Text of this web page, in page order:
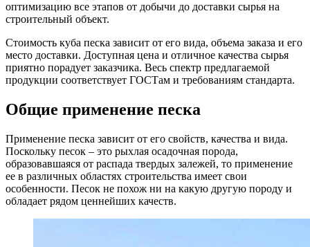
оптимизацию все этапов от добычи до доставки сырья на
строительный объект.
Стоимость куба песка зависит от его вида, объема заказа и его
место доставки. Доступная цена и отличное качества сырья
приятно порадует заказчика. Весь спектр предлагаемой
продукции соответствует ГОСТам и требованиям стандарта.
Общие применение песка
Применение песка зависит от его свойств, качества и вида.
Поскольку песок – это рыхлая осадочная порода,
образовавшаяся от распада твердых залежей, то применение
ее в различных областях строительства имеет свои
особенности. Песок не похож ни на какую другую породу и
обладает рядом ценнейших качеств.